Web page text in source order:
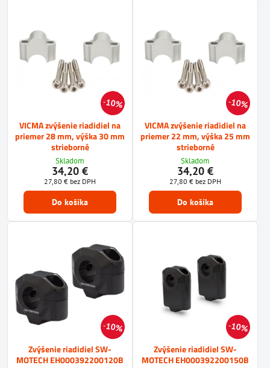
10%
VICMA zvýšenie riadidiel na
priemer 28 mm, výška 30 mm
strieborné
Skladom
34,20 €
27,80 € bez DPH
Do košíka
10%
VICMA zvýšenie riadidiel na
priemer 22 mm, výška 25 mm
strieborné
Skladom
34,20 €
27,80 € bez DPH
Do košíka
10%
Zvýšenie riadidiel SW-
MOTECH EH000392200120B
10%
Zvýšenie riadidiel SW-
MOTECH EH000392200150B